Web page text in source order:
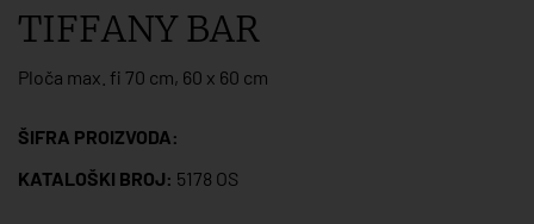
TIFFANY BAR
Ploča max. fi 70 cm, 60 x 60 cm
ŠIFRA PROIZVODA:
KATALOŠKI BROJ: 5178 OS